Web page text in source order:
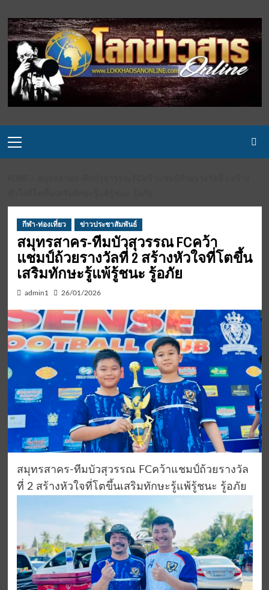
to
content
Menu
กีฬา-ท่องเที่ยว ข่าวประชาสัมพันธ์
สมุทรสาคร-ทีมบัวสุวรรณ FCคว้า
แชมป์ถ้วยรางวัลที่ 2 สร้างหัวใจที่โตขึ้น
เสริมทักษะรู้แพ้รู้ชนะ รู้อภัย
admin1 26/01/2026
สมุทรสาคร-ทีมบัวสุวรรณ FCคว้าแชมป์ถ้วยรางวัล
ที่ 2 สร้างหัวใจที่โตขึ้นเสริมทักษะรู้แพ้รู้ชนะ รู้อภัย